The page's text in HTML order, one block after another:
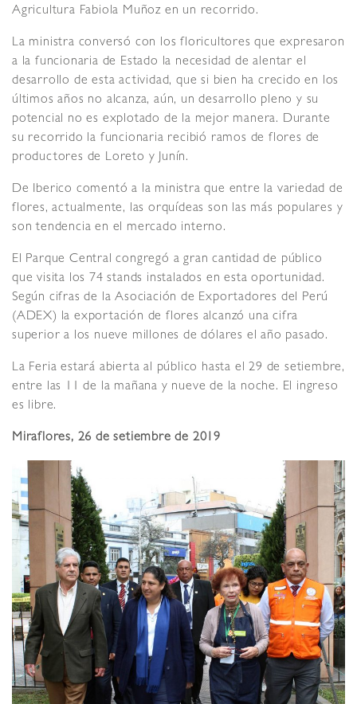
Agricultura Fabiola Muñoz en un recorrido.
La ministra conversó con los floricultores que expresaron
a la funcionaria de Estado la necesidad de alentar el
desarrollo de esta actividad, que si bien ha crecido en los
últimos años no alcanza, aún, un desarrollo pleno y su
potencial no es explotado de la mejor manera. Durante
su recorrido la funcionaria recibió ramos de flores de
productores de Loreto y Junín.
De Iberico comentó a la ministra que entre la variedad de
flores, actualmente, las orquídeas son las más populares y
son tendencia en el mercado interno.
El Parque Central congregó a gran cantidad de público
que visita los 74 stands instalados en esta oportunidad.
Según cifras de la Asociación de Exportadores del Perú
(ADEX) la exportación de flores alcanzó una cifra
superior a los nueve millones de dólares el año pasado.
La Feria estará abierta al público hasta el 29 de setiembre,
entre las 11 de la mañana y nueve de la noche. El ingreso
es libre.
Miraflores, 26 de setiembre de 2019